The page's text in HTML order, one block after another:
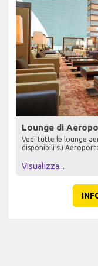
Lounge di
Vedi tutte le lounge
disponibili su
Visualizza...